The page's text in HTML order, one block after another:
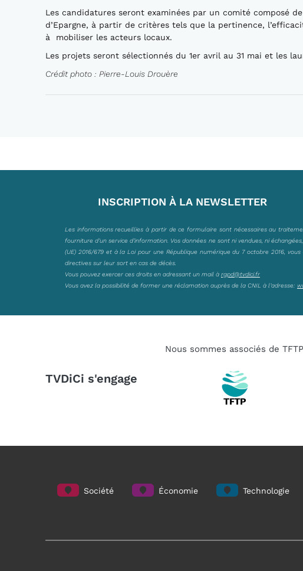
Les candidatures seront examinées par un comité composé
d’Epargne, à partir de critères tels que la pertinence,
à mobiliser les acteurs locaux.
Les projets seront sélectionnés du 1er avril au 31 mai et les
Crédit photo : Pierre-Louis Drouère
INSCRIPTION À LA NEWSLETTER
Les informations recueillies à partir de ce formulaire sont nécessaires au
fourniture d’un service d’information. Vos données ne sont ni vendues, ni
(UE) 2016/679 et à la Loi pour une République numérique du 7 octobre 2016,
directives sur leur sort en cas de décès.
Vous pouvez exercer ces droits en adressant un mail à rgpd@tvdici.fr
Vous avez la possibilité de former une réclamation auprès de la CNIL à l’adresse:
TVDiCi s'engage
Nous sommes associés de TFTP
Société Économie Technologie